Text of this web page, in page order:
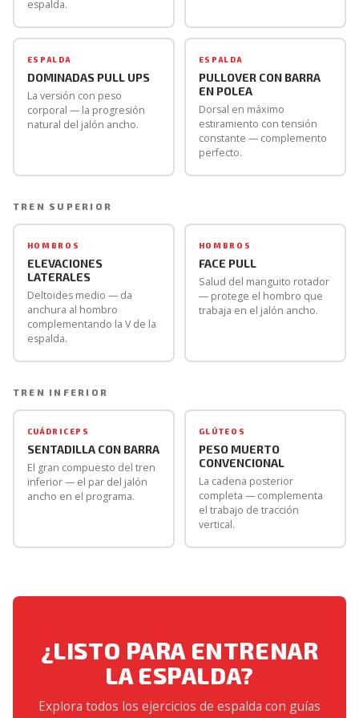
espalda.
ESPALDA
DOMINADAS PULL UPS
La versión con peso
corporal — la progresión
natural del jalón ancho.
ESPALDA
PULLOVER CON BARRA
EN POLEA
Dorsal en máximo
estiramiento con tensión
constante — complemento
perfecto.
TREN SUPERIOR
HOMBROS
ELEVACIONES
LATERALES
Deltoides medio — da
anchura al hombro
complementando la V de la
espalda.
HOMBROS
FACE PULL
Salud del manguito rotador
— protege el hombro que
trabaja en el jalón ancho.
TREN INFERIOR
CUÁDRICEPS
SENTADILLA CON BARRA
El gran compuesto del tren
inferior — el par del jalón
ancho en el programa.
GLÚTEOS
PESO MUERTO
CONVENCIONAL
La cadena posterior
completa — complementa
el trabajo de tracción
vertical.
¿LISTO PARA ENTRENAR
LA ESPALDA?
Explora todos los ejercicios de espalda con guías